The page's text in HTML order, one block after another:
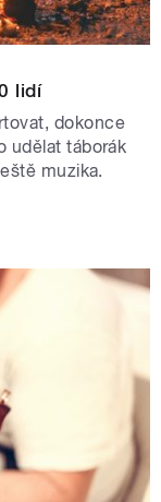
lidí
dokonce
udělat táborák
muzika.